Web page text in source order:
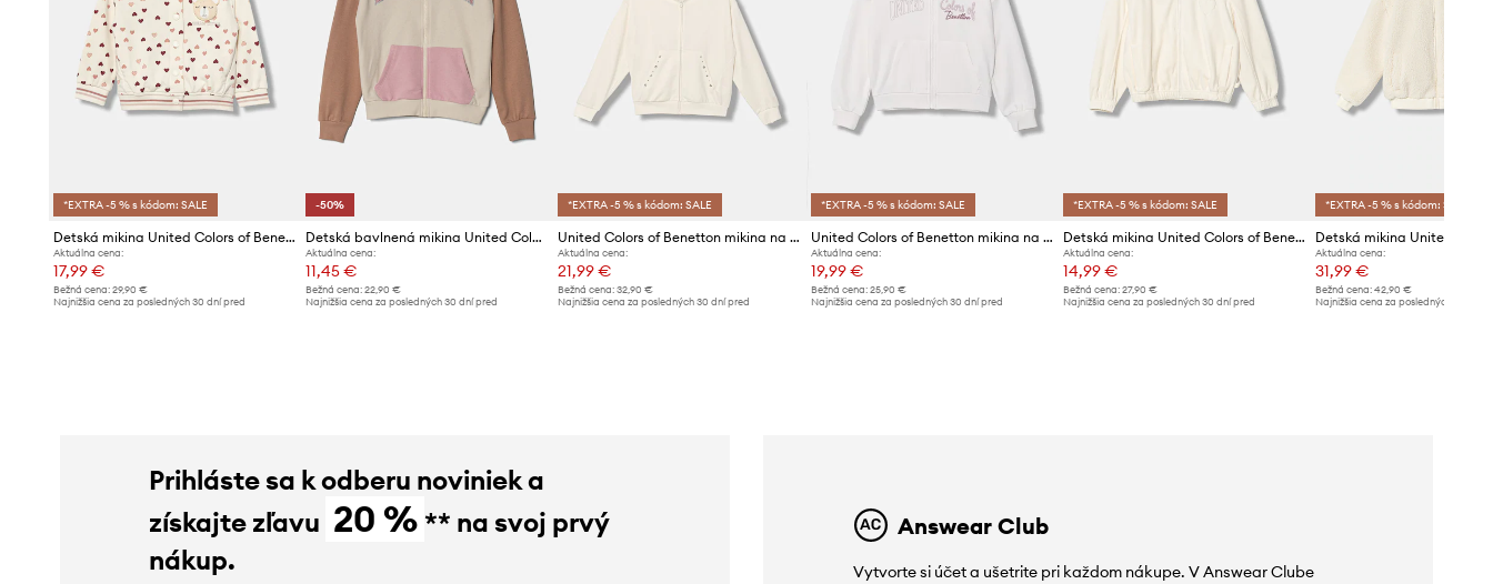
*EXTRA -5 % s kódom: SALE
Detská mikina United Colors of Benetton
Aktuálna cena:
17,99 €
Bežná cena: 29,90 €
Najnižšia cena za posledných 30 dní pred
-50%
Detská bavlnená mikina United Colors of Benetton
Aktuálna cena:
11,45 €
Bežná cena:22,90 €
Najnižšia cena za posledných 30 dní pred
*EXTRA -5 % s kódom: SALE
United Colors of Benetton mikina na zips s kapucňou detská s bavlnou
Aktuálna cena:
21,99 €
Bežná cena: 32,90 €
Najnižšia cena za posledných 30 dní pred
*EXTRA -5 % s kódom: SALE
United Colors of Benetton mikina na zips s kapucňou detská bavlnená
Aktuálna cena:
19,99 €
Bežná cena: 25,90 €
Najnižšia cena za posledných 30 dní pred
*EXTRA -5 % s kódom: SALE
Detská mikina United Colors of Benetton
Aktuálna cena:
14,99 €
Bežná cena:27,90 €
Najnižšia cena za posledných 30 dní pred
*EXTRA -5 % s kódom: SALE
Aktuálna cena:
31,99 €
Bežná cena: 42,90 €
Najnižšia cena za posledných 30 dní
Prihláste sa k odberu noviniek a
získajte zľavu 20 % ** na svoj prvý
nákup.
Answear Club
Vytvorte si účet a ušetrite pri každom nákupe. V Answear Clube